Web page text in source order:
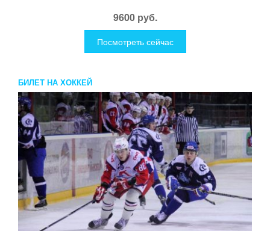
9600 руб.
Посмотреть сейчас
БИЛЕТ НА ХОККЕЙ